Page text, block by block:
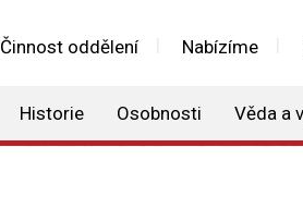
Činnost oddělení Nabízíme
Historie Osobnosti Věda a